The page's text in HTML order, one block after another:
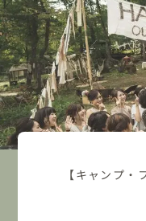
【キャンプ・